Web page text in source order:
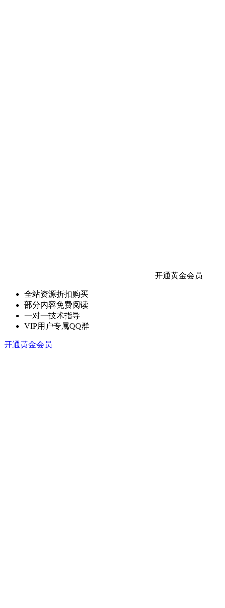
开通黄金会员
全站资源折扣购买
部分内容免费阅读
一对一技术指导
VIP用户专属QQ群
开通黄金会员